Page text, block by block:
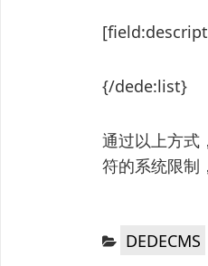
{/dede:list}
通过以上方式
符的系统限制
分 DEDECMS